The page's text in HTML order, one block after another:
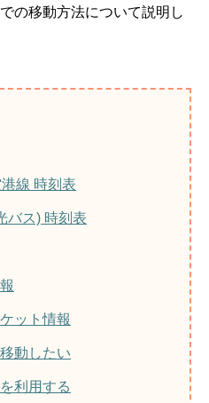
の移動方法について説明し
線 時刻表
バス) 時刻表
ット情報
動したい
利用する